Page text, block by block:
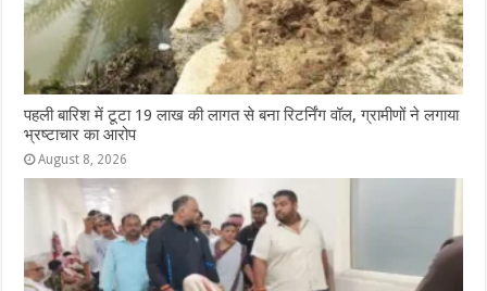
पहली बारिश में टूटा 19 लाख की लागत से बना रिटर्निंग वॉल, ग्रामीणों ने लगाया
भ्रष्टाचार का आरोप
August 8, 2026